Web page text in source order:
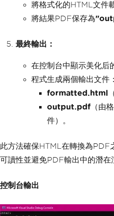
將格式化的HTML文件
將結果PDF保存為
最終輸出：
在控制台中顯示美化后
程式生成兩個輸出文件：
formatted.html
output.pdf （由
件）。
此方法確保HTML在轉換為PDF
可讀性並避免PDF輸出中的潛在
控制台輸出